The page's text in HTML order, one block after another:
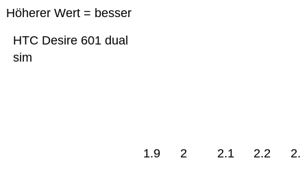
Höherer Wert = besser
HTC Desire 601 dual
sim
1.9 2 2.1 2.2 2.3